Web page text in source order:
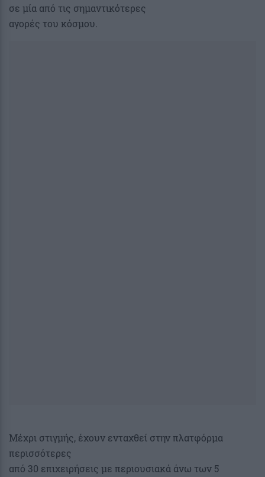
σε μία από τις σημαντικότερες
αγορές του κόσμου.
Μέχρι στιγμής, έχουν ενταχθεί στην πλατφόρμα
περισσότερες
από 30 επιχειρήσεις με περιουσιακά άνω των 5